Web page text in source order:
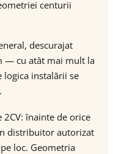
centurii
descurajat
— cu atât mai mult la
logica instalării se
înainte de orice
distribuitor autorizat
loc. Geometria